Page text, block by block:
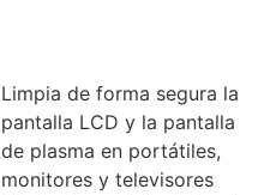
Limpia de forma segura la
pantalla LCD y la pantalla
de plasma en portátiles,
monitores y televisores